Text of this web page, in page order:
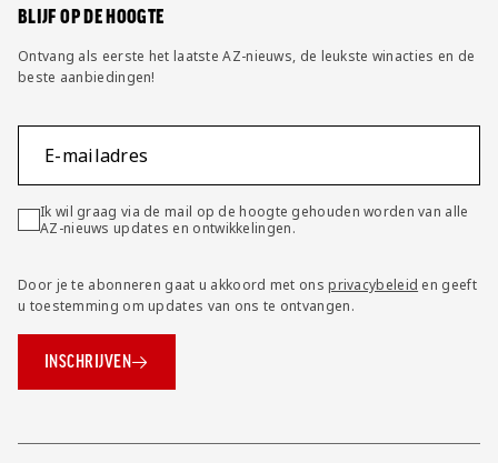
BLIJF OP DE HOOGTE
Ontvang als eerste het laatste AZ-nieuws, de leukste winacties en de
beste aanbiedingen!
E-mailadres
Ik wil graag via de mail op de hoogte gehouden worden van alle
AZ-nieuws updates en ontwikkelingen.
Door je te abonneren gaat u akkoord met onsprivacybeleid en geeft
u toestemming om updates van ons te ontvangen.
INSCHRIJVEN